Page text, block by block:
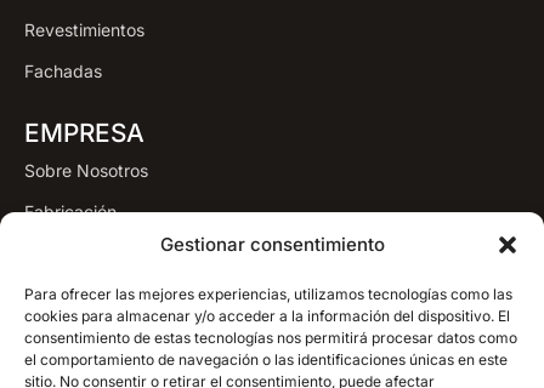
Gestionar consentimiento
Para ofrecer las mejores experiencias, utilizamos tecnologías como las
cookies para almacenar y/o acceder a la información del dispositivo. El
consentimiento de estas tecnologías nos permitirá procesar datos como
el comportamiento de navegación o las identificaciones únicas en este
sitio. No consentir o retirar el consentimiento, puede afectar
Revestimientos
Fachadas
EMPRESA
Sobre Nosotros
Fabricación
Proyectos
Blog
Contacto